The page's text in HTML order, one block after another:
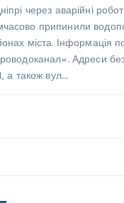
через аварійні
припинили
міста. Інформація
Адреси
а також вул.…